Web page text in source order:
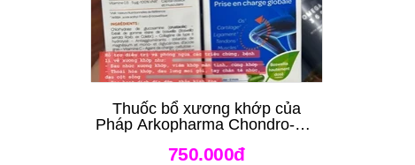
Thuốc bổ xương khớp của
Pháp Arkopharma Chondro-Aid
750.000đ